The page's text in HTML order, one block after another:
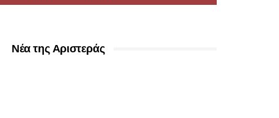
Νέα της Αριστεράς